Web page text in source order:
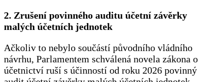
2. Zrušení povinného auditu účetní závěrky
malých účetních jednotek
Ačkoliv to nebylo součástí původního vládního
návrhu, Parlamentem schválená novela zákona o
účetnictví ruší s účinností od roku 2026 povinný